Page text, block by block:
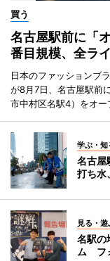
買う
名古屋駅前に「
番目規模、全ラ
日本のファッションブ
が8月7日、名古屋駅前
市中村区名駅4）をオー
学ぶ・知
名古屋
打ち水
見る・遊
名駅の
ム フ